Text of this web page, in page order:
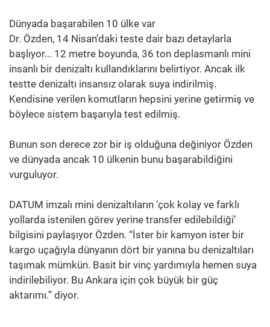
Dünyada başarabilen 10 ülke var
Dr. Özden, 14 Nisan’daki teste dair bazı detaylarla
başlıyor... 12 metre boyunda, 36 ton deplasmanlı mini
insanlı bir denizaltı kullandıklarını belirtiyor. Ancak ilk
testte denizaltı insansız olarak suya indirilmiş.
Kendisine verilen komutların hepsini yerine getirmiş ve
böylece sistem başarıyla test edilmiş.
Bunun son derece zor bir iş olduğuna değiniyor Özden
ve dünyada ancak 10 ülkenin bunu başarabildiğini
vurguluyor.
DATUM imzalı mini denizaltıların ‘çok kolay ve farklı
yollarda istenilen görev yerine transfer edilebildiği’
bilgisini paylaşıyor Özden. “İster bir kamyon ister bir
kargo uçağıyla dünyanın dört bir yanına bu denizaltıları
taşımak mümkün. Basit bir vinç yardımıyla hemen suya
indirilebiliyor. Bu Ankara için çok büyük bir güç
aktarımı.” diyor.